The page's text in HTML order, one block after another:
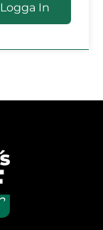
Logga In